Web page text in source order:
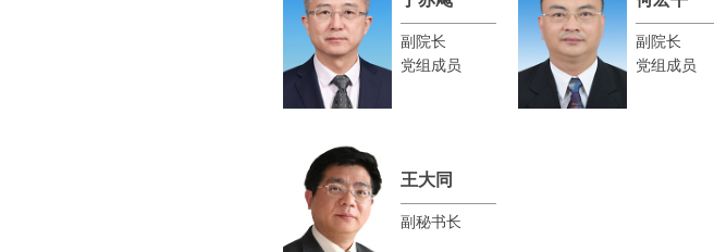
副院长
党组成员
副院长
党组成员
王大同
副秘书长